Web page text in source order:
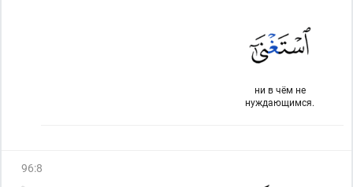
ни в чём не
нуждающимся.
96:8